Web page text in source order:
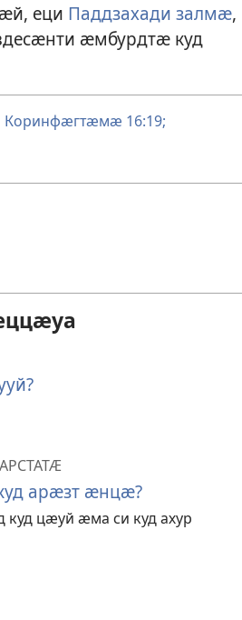
еци Паддзахади залмӕ,
ӕмбурдтӕ куд
Коринфӕгтӕмӕ 16:19;
арӕзт ӕнцӕ?
цӕуй ӕма си куд ахур